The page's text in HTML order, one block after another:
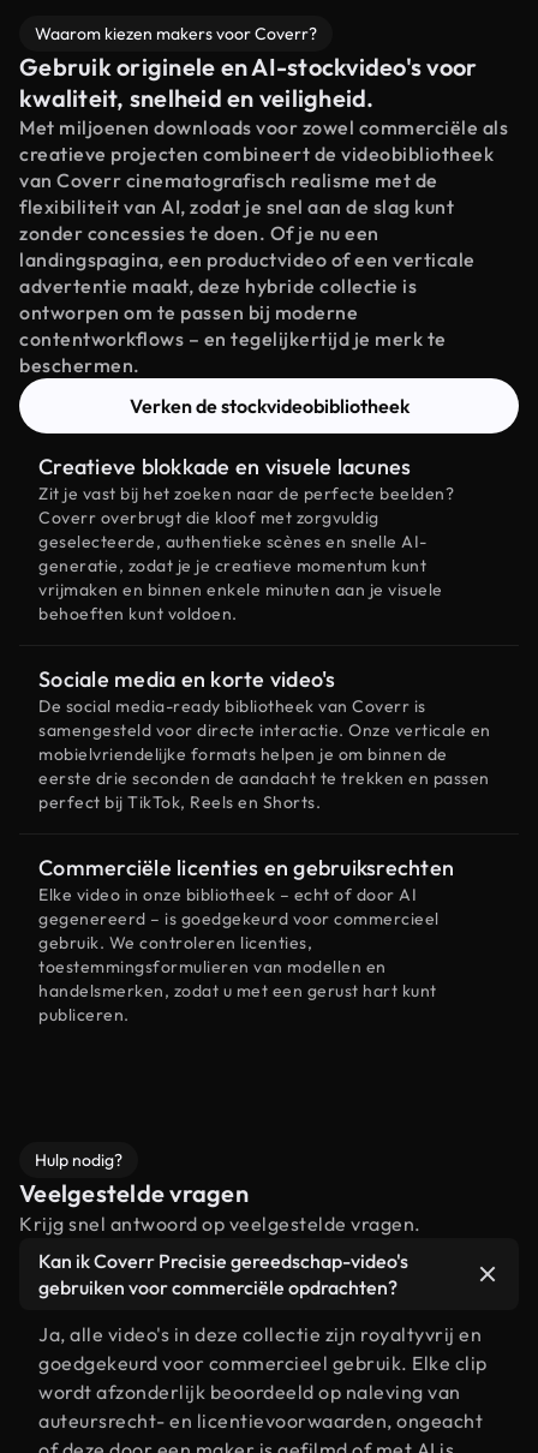
Waarom kiezen makers voor Coverr?
Gebruik originele en AI-stockvideo's voor
kwaliteit, snelheid en veiligheid.
Met miljoenen downloads voor zowel commerciële als
creatieve projecten combineert de videobibliotheek
van Coverr cinematografisch realisme met de
flexibiliteit van AI, zodat je snel aan de slag kunt
zonder concessies te doen. Of je nu een
landingspagina, een productvideo of een verticale
advertentie maakt, deze hybride collectie is
ontworpen om te passen bij moderne
contentworkflows – en tegelijkertijd je merk te
beschermen.
Verken de stockvideobibliotheek
Creatieve blokkade en visuele lacunes
Zit je vast bij het zoeken naar de perfecte beelden?
Coverr overbrugt die kloof met zorgvuldig
geselecteerde, authentieke scènes en snelle AI-
generatie, zodat je je creatieve momentum kunt
vrijmaken en binnen enkele minuten aan je visuele
behoeften kunt voldoen.
Sociale media en korte video's
De social media-ready bibliotheek van Coverr is
samengesteld voor directe interactie. Onze verticale en
mobielvriendelijke formats helpen je om binnen de
eerste drie seconden de aandacht te trekken en passen
perfect bij TikTok, Reels en Shorts.
Commerciële licenties en gebruiksrechten
Elke video in onze bibliotheek – echt of door AI
gegenereerd – is goedgekeurd voor commercieel
gebruik. We controleren licenties,
toestemmingsformulieren van modellen en
handelsmerken, zodat u met een gerust hart kunt
publiceren.
Hulp nodig?
Veelgestelde vragen
Krijg snel antwoord op veelgestelde vragen.
Kan ik Coverr Precisie gereedschap-video's
gebruiken voor commerciële opdrachten?
Ja, alle video's in deze collectie zijn royaltyvrij en
goedgekeurd voor commercieel gebruik. Elke clip
wordt afzonderlijk beoordeeld op naleving van
auteursrecht- en licentievoorwaarden, ongeacht